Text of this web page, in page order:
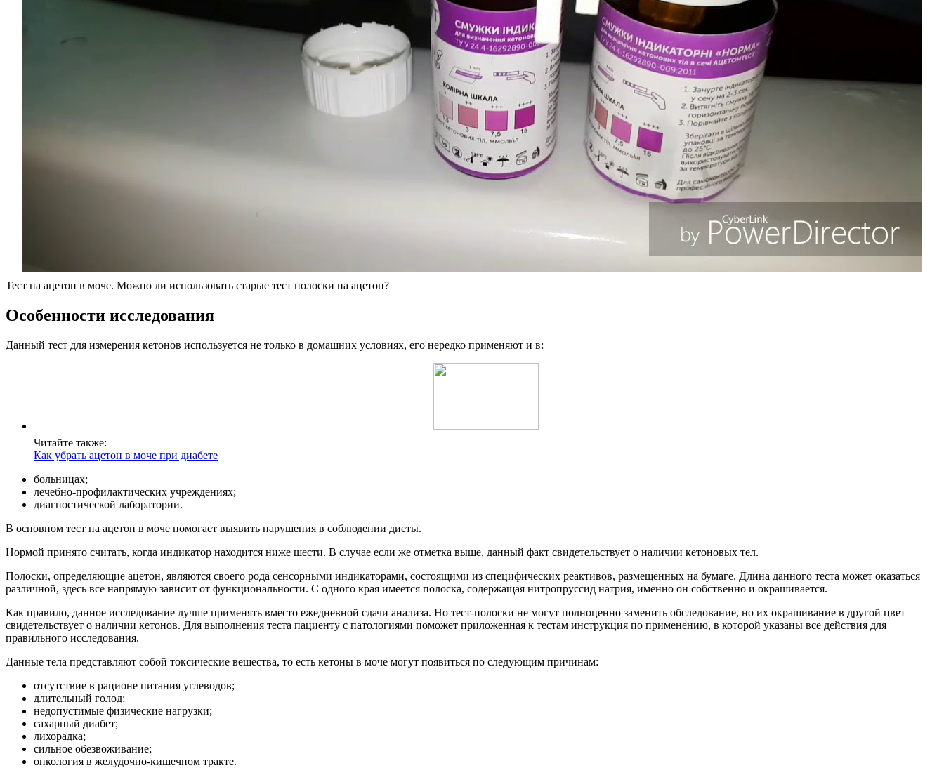
Тест на ацетон в моче. Можно ли использовать старые тест полоски на ацетон?
Особенности исследования
Данный тест для измерения кетонов используется не только в домашних условиях, его нередко применяют и в:
Читайте также:
Как убрать ацетон в моче при диабете
больницах;
лечебно-профилактических учреждениях;
диагностической лаборатории.
В основном тест на ацетон в моче помогает выявить нарушения в соблюдении диеты.
Нормой принято считать, когда индикатор находится ниже шести. В случае если же отметка выше, данный факт свидетельствует о наличии кетоновых тел.
Полоски, определяющие ацетон, являются своего рода сенсорными индикаторами, состоящими из специфических реактивов, размещенных на бумаге. Длина данного теста может оказаться
различной, здесь все напрямую зависит от функциональности. С одного края имеется полоска, содержащая нитропруссид натрия, именно он собственно и окрашивается.
Как правило, данное исследование лучше применять вместо ежедневной сдачи анализа. Но тест-полоски не могут полноценно заменить обследование, но их окрашивание в другой цвет
свидетельствует о наличии кетонов. Для выполнения теста пациенту с патологиями поможет приложенная к тестам инструкция по применению, в которой указаны все действия для
правильного исследования.
Данные тела представляют собой токсические вещества, то есть кетоны в моче могут появиться по следующим причинам:
отсутствие в рационе питания углеводов;
длительный голод;
недопустимые физические нагрузки;
сахарный диабет;
лихорадка;
сильное обезвоживание;
онкология в желудочно-кишечном тракте.